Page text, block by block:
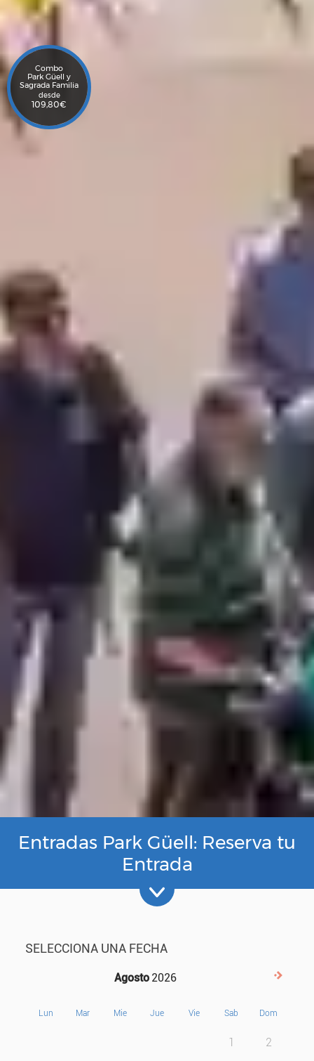
Combo
Park Güell y
Sagrada Familia
desde
109,80€
Entradas Park Güell: Reserva tu
Entrada
SELECCIONA UNA FECHA
Agosto 2026
Lun Mar Mie Jue Vie Sab Dom
1 2